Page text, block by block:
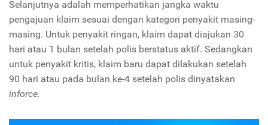
Selanjutnya adalah memperhatikan jangka waktu
pengajuan klaim sesuai dengan kategori penyakit masing-
masing. Untuk penyakit ringan, klaim dapat diajukan 30
hari atau 1 bulan setelah polis berstatus aktif. Sedangkan
untuk penyakit kritis, klaim baru dapat dilakukan setelah
90 hari atau pada bulan ke-4 setelah polis dinyatakan
inforce.